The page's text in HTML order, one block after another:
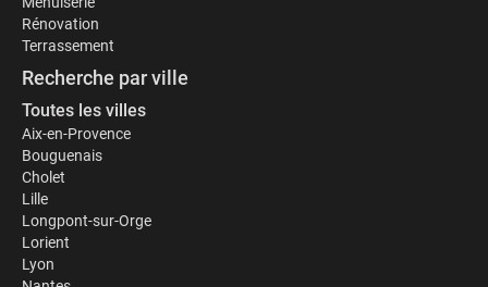
Rénovation
Terrassement
Recherche par ville
Toutes les villes
Aix-en-Provence
Bouguenais
Cholet
Lille
Longpont-sur-Orge
Lorient
Lyon